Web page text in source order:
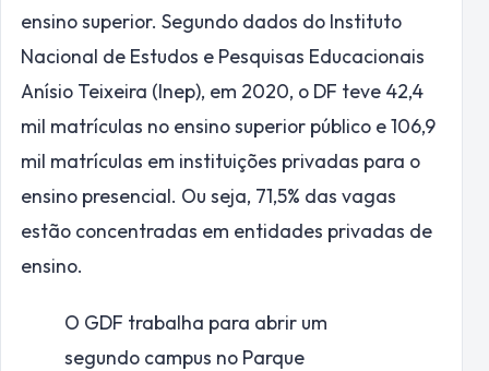
ensino superior. Segundo dados do Instituto
Nacional de Estudos e Pesquisas Educacionais
Anísio Teixeira (Inep), em 2020, o DF teve 42,4
mil matrículas no ensino superior público e 106,9
mil matrículas em instituições privadas para o
ensino presencial. Ou seja, 71,5% das vagas
estão concentradas em entidades privadas de
ensino.
O GDF trabalha para abrir um
segundo campus no Parque